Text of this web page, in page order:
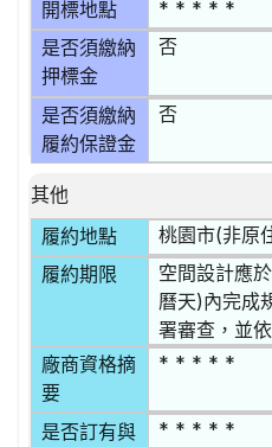
開標地點 * * * * *
是否須繳納
押標金
否
是否須繳納
履約保證金
否
其他
履約地點
桃園市(非原
履約期限
空間設計應
曆天)內完成
署審查，並
廠商資格摘
要
* * * * *
是否訂有與
* * * * *